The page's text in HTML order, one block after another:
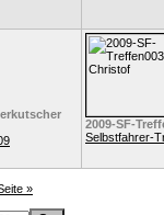
2009-SF-
Selbstfahrer-
»